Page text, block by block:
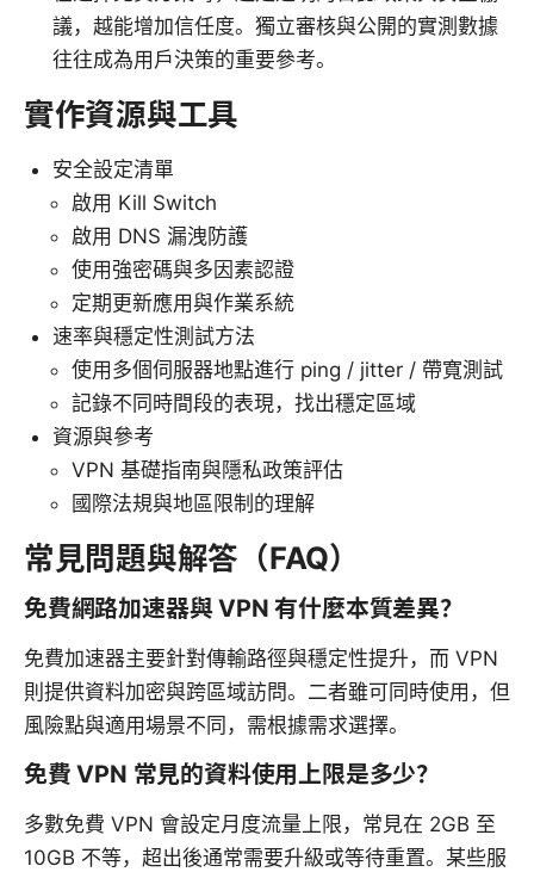
議，越能增加信任度。獨立審核與公開的實測數據
往往成為用戶決策的重要參考。
實作資源與工具
安全設定清單
啟用 Kill Switch
啟用 DNS 漏洩防護
使用強密碼與多因素認證
定期更新應用與作業系統
速率與穩定性測試方法
使用多個伺服器地點進行 ping / jitter / 帶寬測試
記錄不同時間段的表現，找出穩定區域
資源與參考
VPN 基礎指南與隱私政策評估
國際法規與地區限制的理解
常見問題與解答（FAQ）
免費網路加速器與 VPN 有什麼本質差異？
免費加速器主要針對傳輸路徑與穩定性提升，而 VPN
則提供資料加密與跨區域訪問。二者雖可同時使用，但
風險點與適用場景不同，需根據需求選擇。
免費 VPN 常見的資料使用上限是多少？
多數免費 VPN 會設定月度流量上限，常見在 2GB 至
10GB 不等，超出後通常需要升級或等待重置。某些服